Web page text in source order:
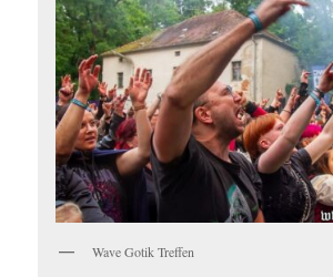
Wave Gotik Treffen